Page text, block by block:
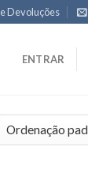
Devoluções
ENTRAR